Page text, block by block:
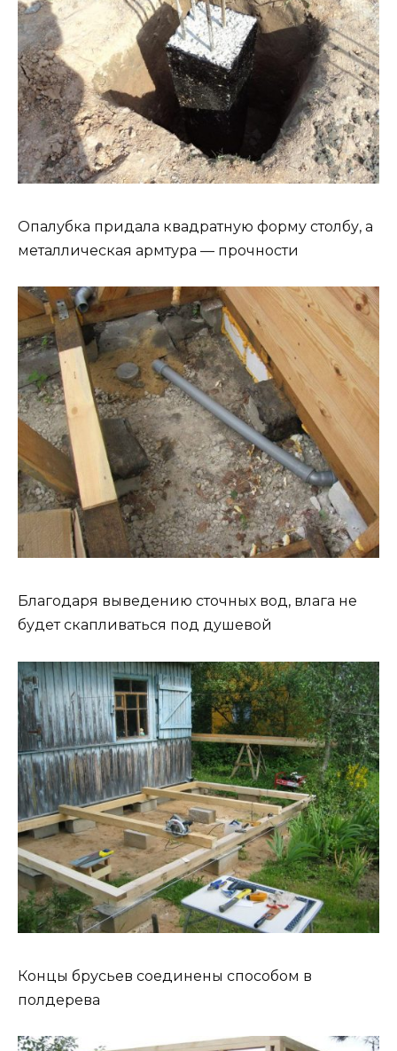
Опалубка придала квадратную форму столбу, а
металлическая армтура — прочности
Благодаря выведению сточных вод, влага не
будет скапливаться под душевой
Концы брусьев соединены способом в
полдерева